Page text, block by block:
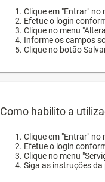
Clique em "Entrar" no
Efetue o login
Clique no menu
Informe os campos
Clique no botão
Como habilito a
Clique em "Entrar" no
Efetue o login
Clique no menu
Siga as instruções da